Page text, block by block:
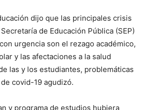
dijo que las principales crisis
de Educación Pública (SEP)
urgencia son el rezago académico,
y las afectaciones a la salud
las y los estudiantes, problemáticas
covid-19 agudizó.
y programa de estudios hubiera